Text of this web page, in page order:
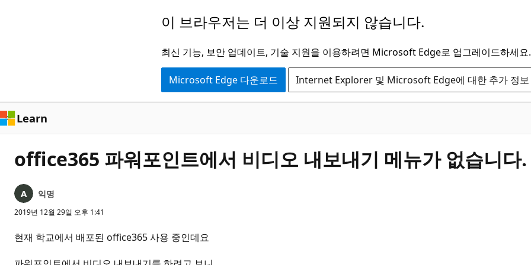
로
건
너
기
이 브라우저는 더 이상 지원되지 않습니다.
최신 기능, 보안 업데이트, 기술 지원을 이용하려면 Microsoft Edge로 업그레이드하세요.
Microsoft Edge 다운로드 Internet Explorer 및 Microsoft Edge에 대한 추가 정보
Learn
office365 파워포인트에서 비디오 내보내기 메뉴가 없습니다.
익명
2019년 12월 29일 오후 1:41
현재 학교에서 배포된 office365 사용 중인데요